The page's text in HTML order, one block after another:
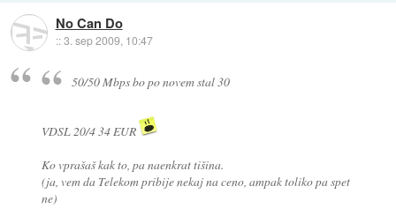
No Can Do
::3. sep 2009, 10:47
50/50 Mbps bo po novem stal 30
VDSL 20/4 34 EUR
Ko vprašaš kak to, pa naenkrat tišina.
(ja, vem da Telekom pribije nekaj na ceno, ampak toliko pa spet
ne)